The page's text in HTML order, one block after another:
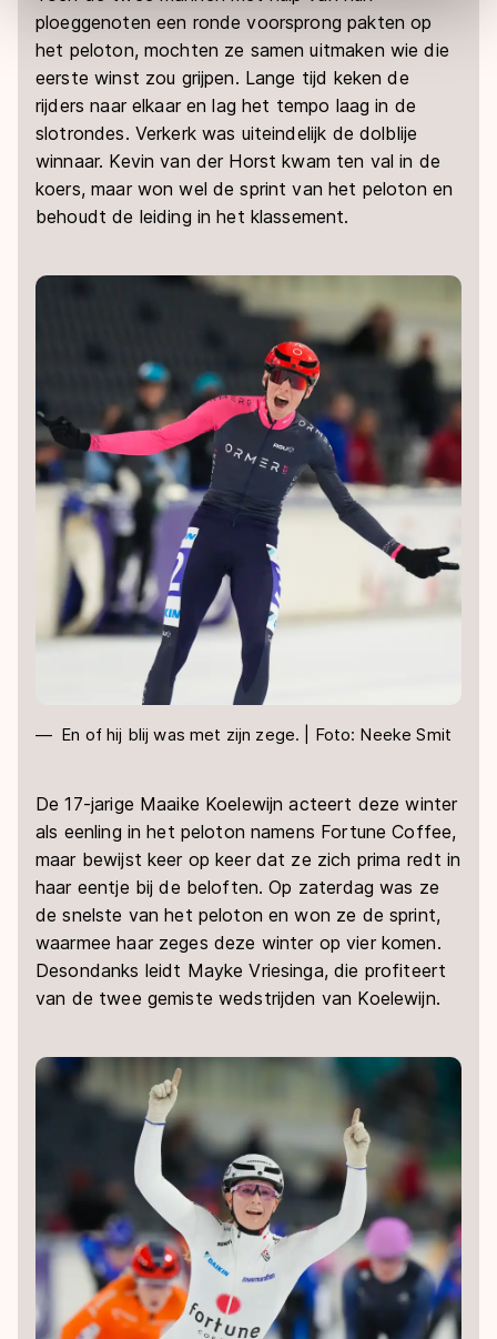
overdracht. Meer informatie vindt u in onscookiebeleid
ploeggenoten een ronde voorsprong pakten op
het peloton, mochten ze samen uitmaken wie die
eerste winst zou grijpen. Lange tijd keken de
rijders naar elkaar en lag het tempo laag in de
slotrondes. Verkerk was uiteindelijk de dolblije
winnaar. Kevin van der Horst kwam ten val in de
koers, maar won wel de sprint van het peloton en
behoudt de leiding in het klassement.
En of hij blij was met zijn zege. | Foto: Neeke Smit
De 17-jarige Maaike Koelewijn acteert deze winter
als eenling in het peloton namens Fortune Coffee,
maar bewijst keer op keer dat ze zich prima redt in
haar eentje bij de beloften. Op zaterdag was ze
de snelste van het peloton en won ze de sprint,
waarmee haar zeges deze winter op vier komen.
Desondanks leidt Mayke Vriesinga, die profiteert
van de twee gemiste wedstrijden van Koelewijn.